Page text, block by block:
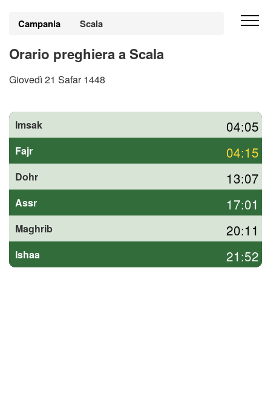
Campania Scala
Orario preghiera a Scala
Giovedì 21 Safar 1448
Imsak 04:05
Fajr 04:15
Dohr 13:07
Assr 17:01
Maghrib 20:11
Ishaa 21:52